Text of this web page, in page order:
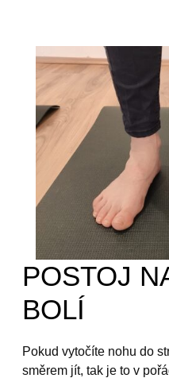
POSTOJ
BOLÍ
Pokud vytočíte nohu do
směrem jít, tak je to v